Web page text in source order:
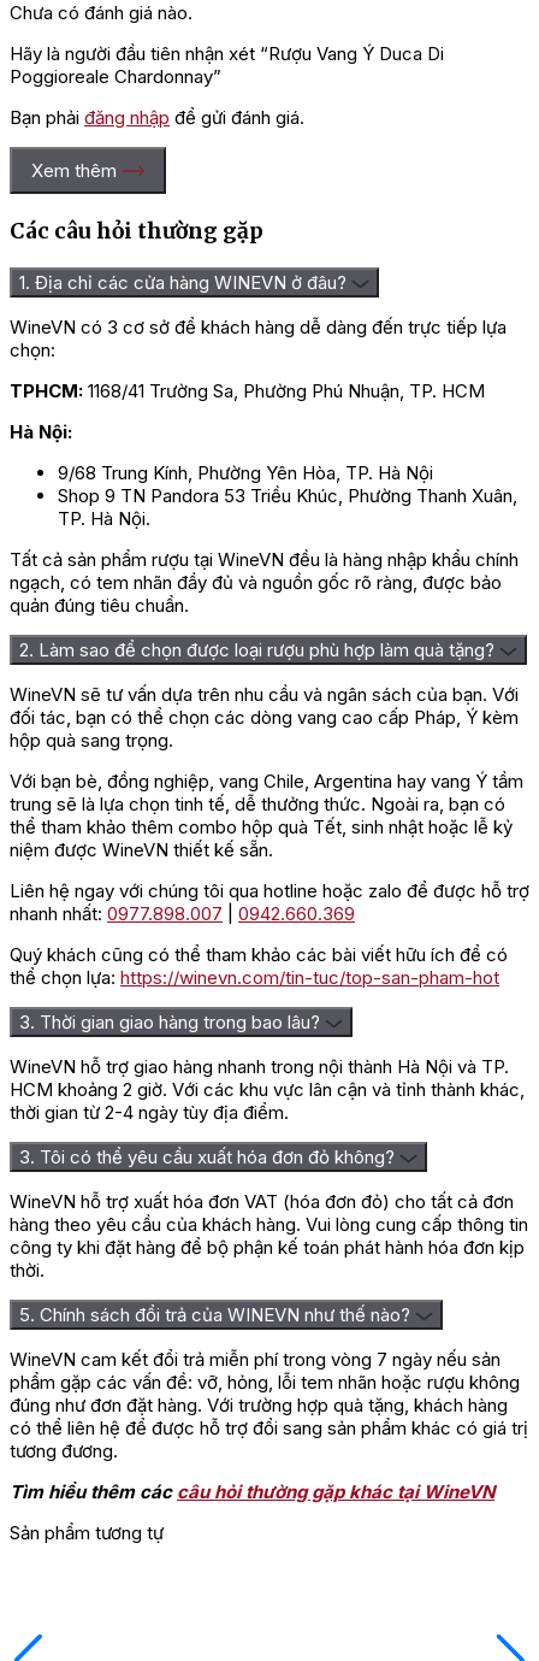
Chưa có đánh giá nào.
Hãy là người đầu tiên nhận xét “Rượu Vang Ý Duca Di
Poggioreale Chardonnay”
Bạn phải đăng nhập để gửi đánh giá.
Xem thêm
Các câu hỏi thường gặp
1. Địa chỉ các cửa hàng WINEVN ở đâu?
WineVN có 3 cơ sở để khách hàng dễ dàng đến trực tiếp lựa
chọn:
TPHCM: 1168/41 Trường Sa, Phường Phú Nhuận, TP. HCM
Hà Nội:
9/68 Trung Kính, Phường Yên Hòa, TP. Hà Nội
Shop 9 TN Pandora 53 Triều Khúc, Phường Thanh Xuân,
TP. Hà Nội.
Tất cả sản phẩm rượu tại WineVN đều là hàng nhập khẩu chính
ngạch, có tem nhãn đầy đủ và nguồn gốc rõ ràng, được bảo
quản đúng tiêu chuẩn.
2. Làm sao để chọn được loại rượu phù hợp làm quà tặng?
WineVN sẽ tư vấn dựa trên nhu cầu và ngân sách của bạn. Với
đối tác, bạn có thể chọn các dòng vang cao cấp Pháp, Ý kèm
hộp quà sang trọng.
Với bạn bè, đồng nghiệp, vang Chile, Argentina hay vang Ý tầm
trung sẽ là lựa chọn tinh tế, dễ thưởng thức. Ngoài ra, bạn có
thể tham khảo thêm combo hộp quà Tết, sinh nhật hoặc lễ kỷ
niệm được WineVN thiết kế sẵn.
Liên hệ ngay với chúng tôi qua hotline hoặc zalo để được hỗ trợ
nhanh nhất: 0977.898.007
0942.660.369
Quý khách cũng có thể tham khảo các bài viết hữu ích để có
thể chọn lựa: https://winevn.com/tin-tuc/top-san-pham-hot
3. Thời gian giao hàng trong bao lâu?
WineVN hỗ trợ giao hàng nhanh trong nội thành Hà Nội và TP.
HCM khoảng 2 giờ. Với các khu vực lân cận và tỉnh thành khác,
thời gian từ 2-4 ngày tùy địa điểm.
3. Tôi có thể yêu cầu xuất hóa đơn đỏ không?
WineVN hỗ trợ xuất hóa đơn VAT (hóa đơn đỏ) cho tất cả đơn
hàng theo yêu cầu của khách hàng. Vui lòng cung cấp thông tin
công ty khi đặt hàng để bộ phận kế toán phát hành hóa đơn kịp
thời.
5. Chính sách đổi trả của WINEVN như thế nào?
WineVN cam kết đổi trả miễn phí trong vòng 7 ngày nếu sản
phẩm gặp các vấn đề: vỡ, hỏng, lỗi tem nhãn hoặc rượu không
đúng như đơn đặt hàng. Với trường hợp quà tặng, khách hàng
có thể liên hệ để được hỗ trợ đổi sang sản phẩm khác có giá trị
tương đương.
Tìm hiểu thêm các câu hỏi thường gặp khác tại WineVN
Sản phẩm tương tự